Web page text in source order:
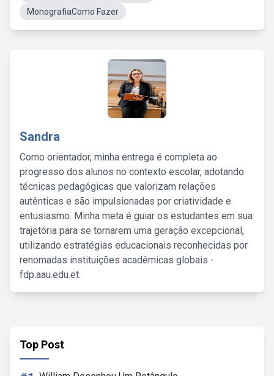
MonografiaComo Fazer
Sandra
Como orientador, minha entrega é completa ao
progresso dos alunos no contexto escolar, adotando
técnicas pedagógicas que valorizam relações
autênticas e são impulsionadas por criatividade e
entusiasmo. Minha meta é guiar os estudantes em sua
trajetória para se tornarem uma geração excepcional,
utilizando estratégias educacionais reconhecidas por
renomadas instituições acadêmicas globais -
fdp.aau.edu.et.
Top Post